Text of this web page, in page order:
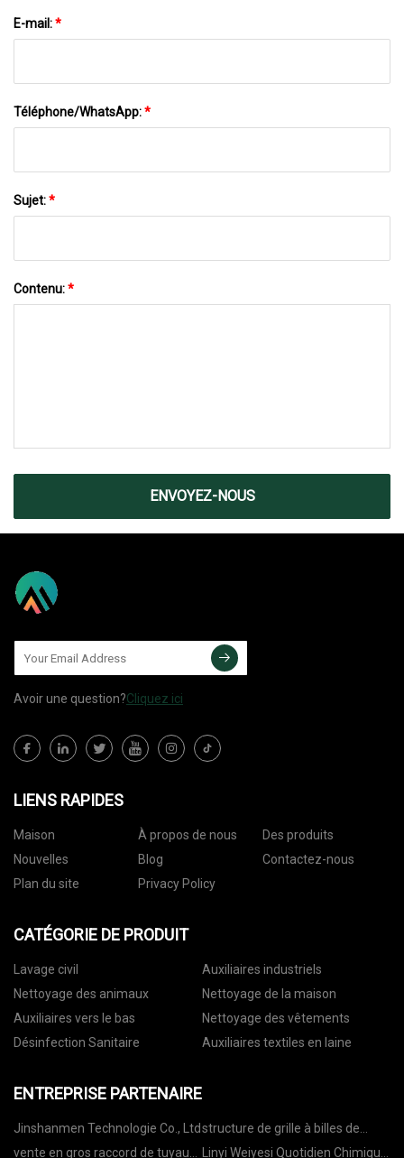
E-mail:*
Téléphone/WhatsApp:*
Sujet:*
Contenu:*
ENVOYEZ-NOUS
Avoir une question?Cliquez ici
LIENS RAPIDES
Maison À propos de nous
Des produits
Nouvelles
Blog
Contactez-nous
Plan du site
Privacy Policy
CATÉGORIE DE PRODUIT
Lavage civil
Auxiliaires industriels
Nettoyage des animaux
Nettoyage de la maison
Auxiliaires vers le bas
Nettoyage des vêtements
Désinfection Sanitaire
Auxiliaires textiles en laine
ENTREPRISE PARTENAIRE
Jinshanmen Technologie Co., Ltdstructure de grille à billes de
boulons fabriquée en Chine
vente en gros raccord de tuyau Linyi Weiyesi Quotidien Chimique